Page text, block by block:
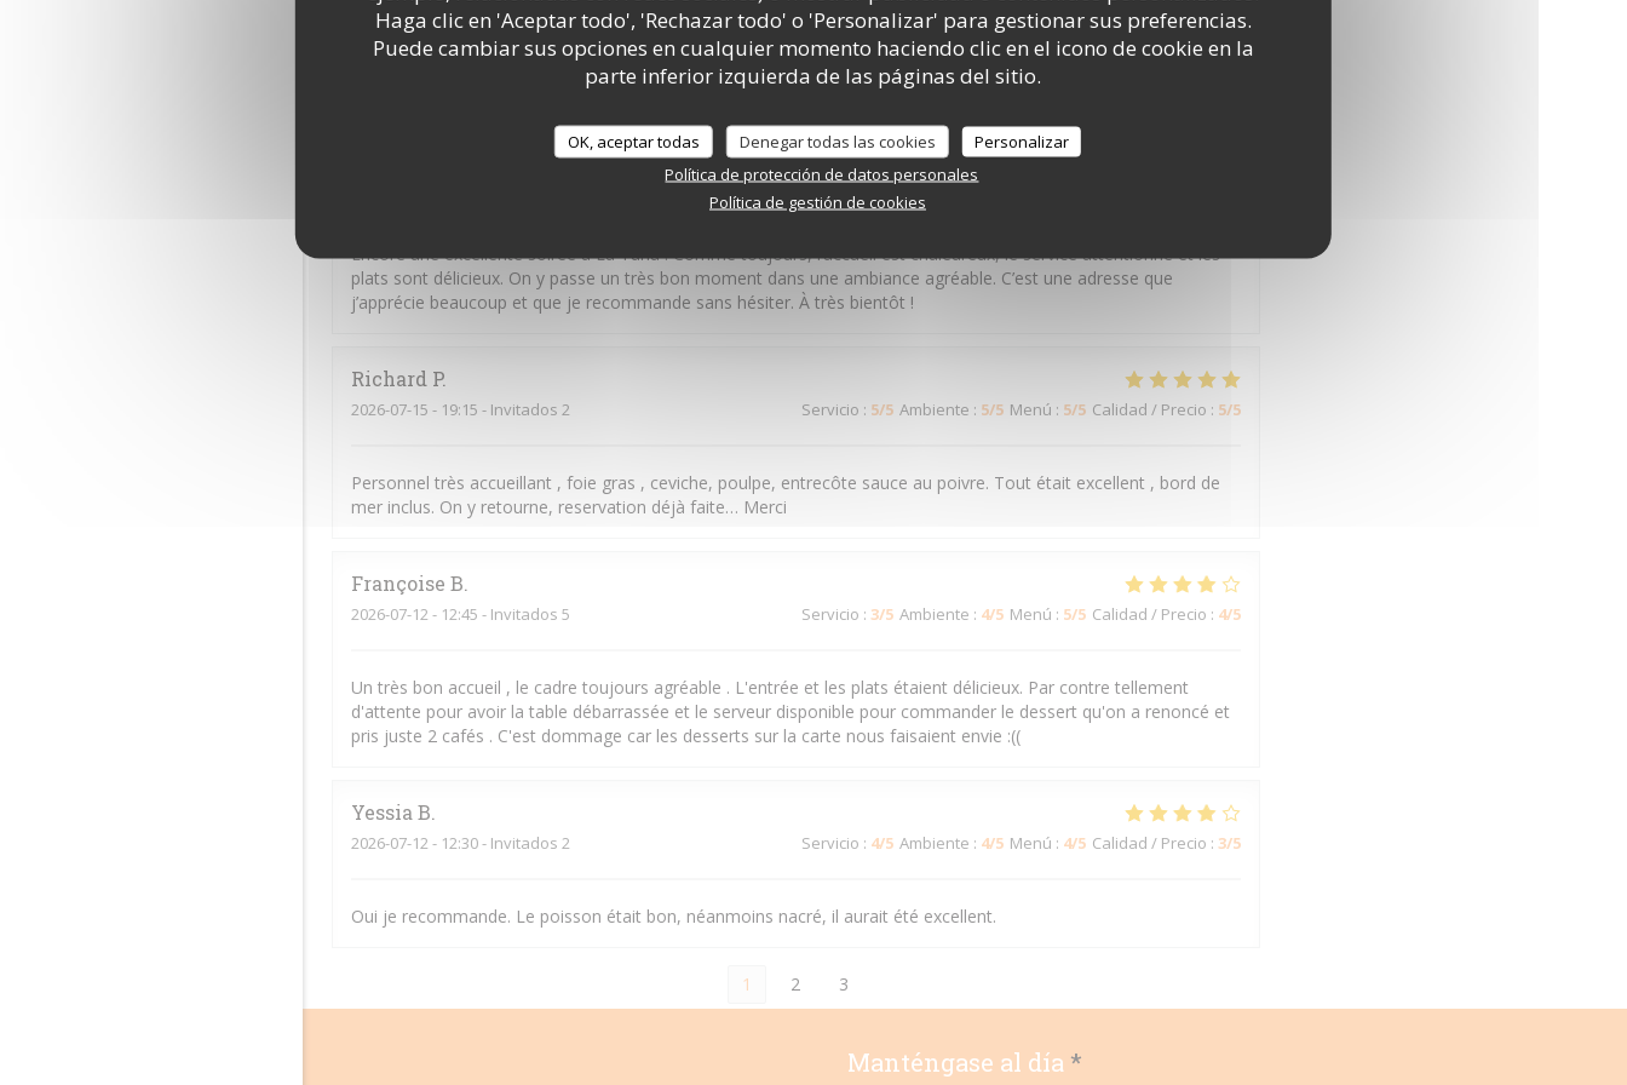
Haga clic en 'Aceptar todo', 'Rechazar todo' o 'Personalizar' para gestionar sus preferencias.
Puede cambiar sus opciones en cualquier momento haciendo clic en el icono de cookie en la
parte inferior izquierda de las páginas del sitio.
OK, aceptar todas Denegar todas las cookies
Personalizar
Política de protección de datos personales
Política de gestión de cookies
Excellent. Très bon accueil et cuisine raffinée
Servicio:5/5 Ambiente:
Encore une excellente soirée à La Tuna ! Comme toujours, l’accueil est chaleureux, le service attentionné et les
plats sont délicieux. On y passe un très bon moment dans une ambiance agréable. C’est une adresse que
j’apprécie beaucoup et que je recommande sans hésiter. À très bientôt !
Richard P
2026-07-15 - 19:15 - Invitados 2 Servicio : 5/5 Ambiente : 5/5 Menú : 5/5 Calidad / Precio : 5/5
Personnel très accueillant , foie gras , ceviche, poulpe, entrecôte sauce au poivre. Tout était excellent , bord de
mer inclus. On y retourne, reservation déjà faite… Merci
Françoise B
2026-07-12 - 12:45 - Invitados 5 Servicio : 3/5 Ambiente : 4/5 Menú : 5/5 Calidad / Precio : 4/5
Un très bon accueil , le cadre toujours agréable . L'entrée et les plats étaient délicieux. Par contre tellement
d'attente pour avoir la table débarrassée et le serveur disponible pour commander le dessert qu'on a renoncé et
pris juste 2 cafés . C'est dommage car les desserts sur la carte nous faisaient envie :((
Yessia B
2026-07-12 - 12:30 - Invitados 2 Servicio : 4/5 Ambiente : 4/5 Menú : 4/5 Calidad / Precio : 3/5
Oui je recommande. Le poisson était bon, néanmoins nacré, il aurait été excellent.
1 2 3
Manténgase al día *